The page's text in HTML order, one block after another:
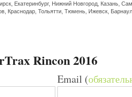
Екатеринбург, Нижний Новгород, Казань,
Краснодар, Тольятти, Тюмень, Ижевск,
Rincon 2016
Email (